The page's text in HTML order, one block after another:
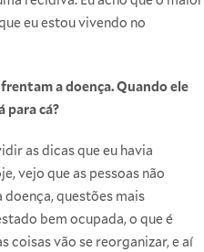
eu estou vivendo no
a doença. Quando ele
para cá?
as dicas que eu havia
vejo que as pessoas não
doença, questões mais
bem ocupada, o que é
coisas vão se reorganizar, e aí